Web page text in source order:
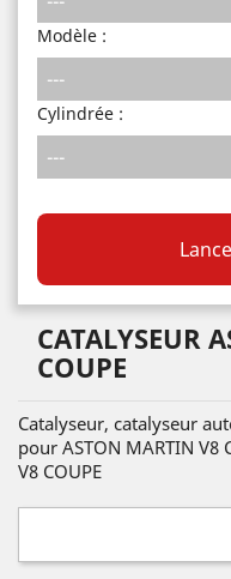
Modèle :
Cylindrée :
CATALYSEUR
COUPE
Catalyseur, catalyseur
pour ASTON MARTIN V8
V8 COUPE